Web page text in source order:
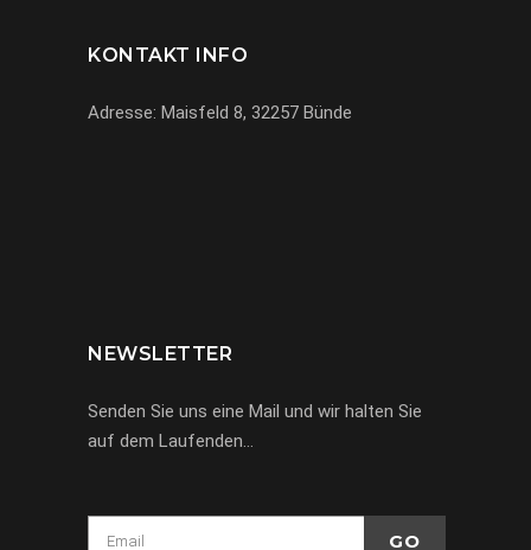
KONTAKT INFO
Adresse: Maisfeld 8, 32257 Bünde
NEWSLETTER
Senden Sie uns eine Mail und wir halten Sie
auf dem Laufenden…